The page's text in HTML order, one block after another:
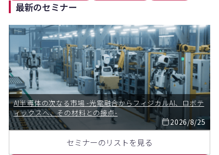
最新のセミナー
AI半導体の次なる市場 -光電融合からフィジカルAI、ロボテ
ィックスへ、その材料との接点-
2026/8/25
セミナーのリストを見る